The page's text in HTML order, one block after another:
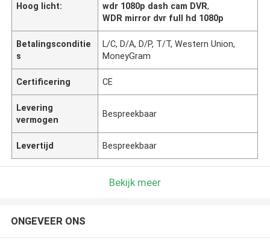
Hoog licht:
wdr 1080p dash cam DVR,
WDR mirror dvr full hd 1080p
Betalingsconditie
s
L/C, D/A, D/P, T/T, Western Union,
MoneyGram
Certificering CE
Levering
vermogen
Bespreekbaar
Levertijd Bespreekbaar
Bekijk meer
ONGEVEER ONS